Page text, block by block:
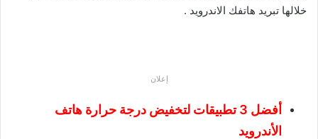
خلالها تبريد هاتفك الاندرويد .
إعلان
أفضل 3 تطبيقات لتخفيض درجة حرارة هاتف
الأندرويد